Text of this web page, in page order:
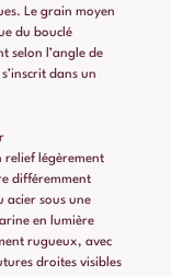
Le grain moyen
du bouclé
selon l’angle de
dans un
relief légèrement
différemment
acier sous une
en lumière
rugueux, avec
droites visibles